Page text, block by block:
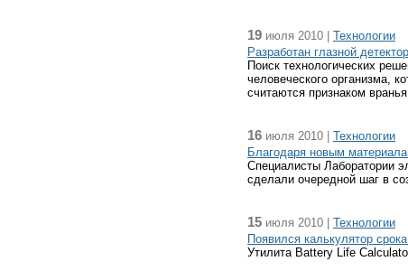
19 июля 2010 | Технологии
Разработан глазной
Поиск технологических
человеческого организма,
считаются признаком
16 июля 2010 | Технологии
Благодаря новым
Специалисты Лаборатории
сделали очередной шаг в
15 июля 2010 | Технологии
Появился калькулятор
Утилита Battery Life